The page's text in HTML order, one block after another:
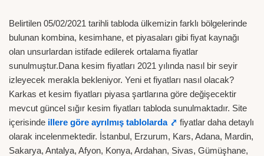
Belirtilen 05/02/2021 tarihli tabloda ülkemizin farklı bölgelerinde
bulunan kombina, kesimhane, et piyasaları gibi fiyat kaynağı
olan unsurlardan istifade edilerek ortalama fiyatlar
sunulmuştur.Dana kesim fiyatları 2021 yılında nasıl bir seyir
izleyecek merakla bekleniyor. Yeni et fiyatları nasıl olacak?
Karkas et kesim fiyatları piyasa şartlarına göre değişecektir
mevcut güncel sığır kesim fiyatları tabloda sunulmaktadır. Site
içerisinde illere göre ayrılmış tablolarda ⤤ fiyatlar daha detaylı
olarak incelenmektedir. İstanbul, Erzurum, Kars, Adana, Mardin,
Sakarya, Antalya, Afyon, Konya, Ardahan, Sivas, Gümüşhane,